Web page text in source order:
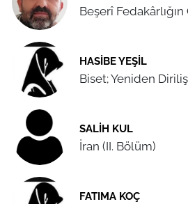
Beşerî
HASIBE YEŞIL
Biset; Yeniden
SALIH KUL
İran (II. Bölüm)
FATIMA KOÇ